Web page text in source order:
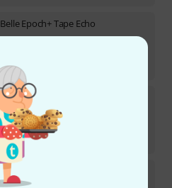
Belle Epoch+ Tape Echo
Belle Epoch+ Tape Echo B-Stock
CB Paint Reverb B-Stock